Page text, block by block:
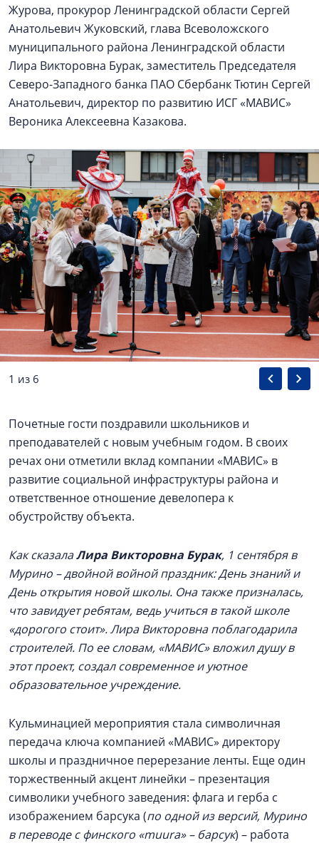
Журова, прокурор Ленинградской области Сергей
Анатольевич Жуковский, глава Всеволожского
муниципального района Ленинградской области
Лира Викторовна Бурак, заместитель Председателя
Северо-Западного банка ПАО Сбербанк Тютин Сергей
Анатольевич, директор по развитию ИСГ «МАВИС»
Вероника Алексеевна Казакова.
1 из 6
Почетные гости поздравили школьников и
преподавателей с новым учебным годом. В своих
речах они отметили вклад компании «МАВИС» в
развитие социальной инфраструктуры района и
ответственное отношение девелопера к
обустройству объекта.
Как сказалаЛира Викторовна Бурак, 1 сентября в
Мурино – двойной войной праздник: День знаний и
День открытия новой школы. Она также призналась,
что завидует ребятам, ведь учиться в такой школе
«дорогого стоит». Лира Викторовна поблагодарила
строителей. По ее словам, «МАВИС» вложил душу в
этот проект, создал современное и уютное
образовательное учреждение.
Кульминацией мероприятия стала символичная
передача ключа компанией «МАВИС» директору
школы и праздничное перерезание ленты. Еще один
торжественный акцент линейки – презентация
символики учебного заведения: флага и герба с
изображением барсука (по одной из версий, Мурино
в переводе с финского «muura» – барсук) – работа